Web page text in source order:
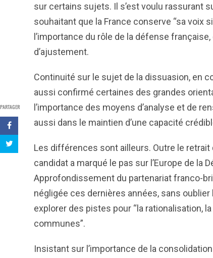
PARTAGER
sur certains sujets. Il s’est voulu rassurant
souhaitant que la France conserve “sa voix
l’importance du rôle de la défense
d’ajustement.
Continuité sur le sujet de la dissuasion, en
aussi confirmé certaines des grandes
l’importance des moyens d’analyse et de
aussi dans le maintien d’une capacité
Les différences sont ailleurs. Outre le
candidat a marqué le pas sur l’Europe de la
Approfondissement du partenariat franco-
négligée ces dernières années, sans
explorer des pistes pour “la rationalisation,
communes”.
Insistant sur l’importance de la